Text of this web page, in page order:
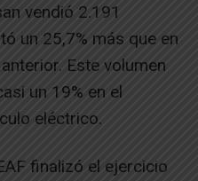
vendió 2.191
un 25,7% más que en
Este volumen
un 19% en el
eléctrico.
finalizó el ejercicio